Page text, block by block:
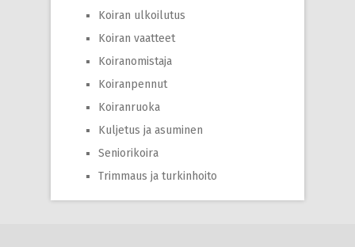
Koiran ulkoilutus
Koiran vaatteet
Koiranomistaja
Koiranpennut
Koiranruoka
Kuljetus ja asuminen
Seniorikoira
Trimmaus ja turkinhoito